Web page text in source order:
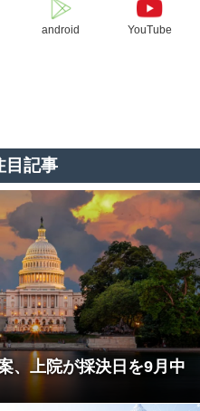
android YouTube
目記事
、上院が採決日を9月中